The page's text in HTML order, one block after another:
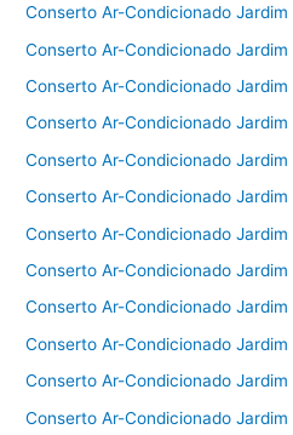
Conserto Ar-Condicionado Jardim
Conserto Ar-Condicionado Jardim
Conserto Ar-Condicionado Jardim
Conserto Ar-Condicionado Jardim
Conserto Ar-Condicionado Jardim
Conserto Ar-Condicionado Jardim
Conserto Ar-Condicionado
Conserto Ar-Condicionado Jardim
Conserto Ar-Condicionado
Conserto Ar-Condicionado Jardim
Conserto Ar-Condicionado Jardim
Conserto Ar-Condicionado Jardim